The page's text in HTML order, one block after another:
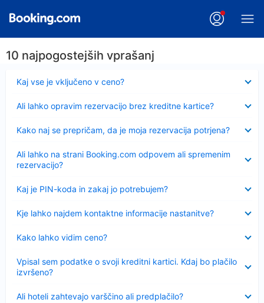
10 najpogostejših vprašanj
Kaj vse je vključeno v ceno?
Ali lahko opravim rezervacijo brez kreditne kartice?
Kako naj se prepričam, da je moja rezervacija potrjena?
Ali lahko na strani Booking.com odpovem ali spremenim
rezervacijo?
Kaj je PIN-koda in zakaj jo potrebujem?
Kje lahko najdem kontaktne informacije nastanitve?
Kako lahko vidim ceno?
Vpisal sem podatke o svoji kreditni kartici. Kdaj bo plačilo
izvršeno?
Ali hoteli zahtevajo varščino ali predplačilo?